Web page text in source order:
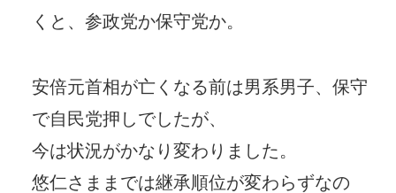
くと、参政党か保守党か。
安倍元首相が亡くなる前は男系男子、保守
で自民党押しでしたが、
今は状況がかなり変わりました。
悠仁さままでは継承順位が変わらずなの